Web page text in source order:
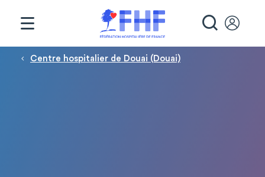
Fil d'Ariane
Centre hospitalier de Douai (Douai)
Panneau de gestion des cookies